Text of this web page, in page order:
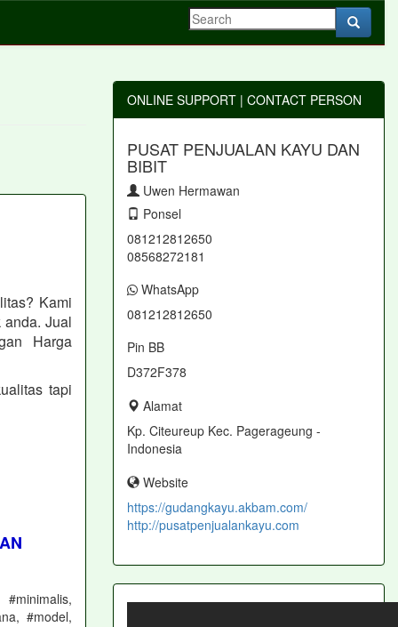
Kami
Jual
Harga
tapi
#model,
ONLINE SUPPORT | CONTACT PERSON
PUSAT PENJUALAN KAYU DAN
BIBIT
Uwen Hermawan
Ponsel
081212812650
08568272181
WhatsApp
081212812650
Pin BB
D372F378
Alamat
Kp. Citeureup Kec. Pagerageung -
Indonesia
Website
https://gudangkayu.akbam.com/
http://pusatpenjualankayu.com